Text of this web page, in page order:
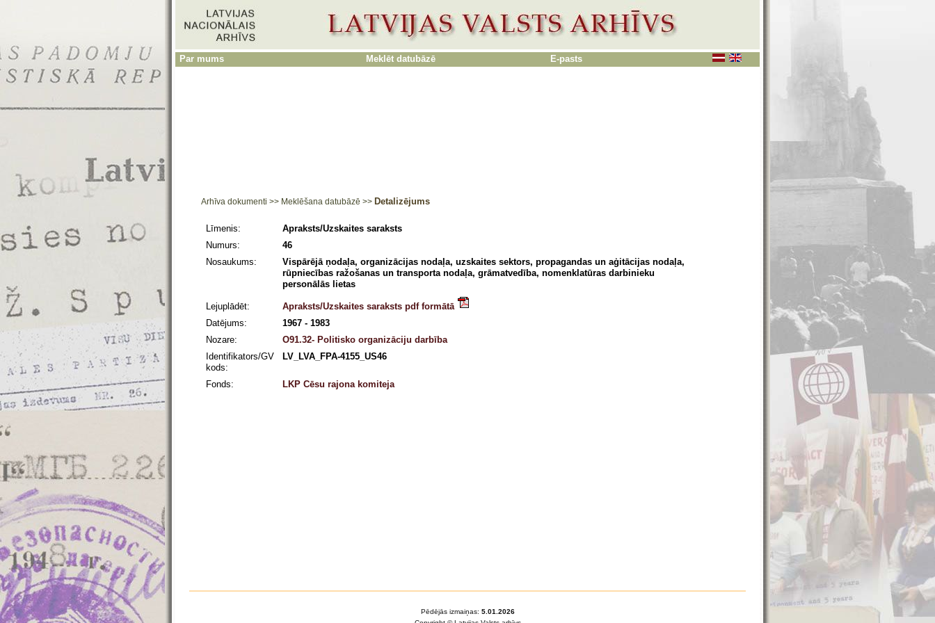
Par mums Meklēt datubāzē E-pasts
Arhīva dokumenti >> Meklēšana datubāzē >> Detalizējums
Līmenis:
Apraksts/Uzskaites saraksts
Numurs:
46
Nosaukums:
Vispārējā ņodaļa, organizācijas nodaļa, uzskaites sektors, propagandas un aģitācijas nodaļa,
rūpniecības ražošanas un transporta nodaļa, grāmatvedība, nomenklatūras darbinieku
personālās lietas
Lejuplādēt:
Apraksts/Uzskaites saraksts pdf formātā
Datējums:
1967 - 1983
Nozare:
O91.32- Politisko organizāciju darbība
Identifikators/GV
kods:
LV_LVA_FPA-4155_US46
Fonds: LKP Cēsu rajona komiteja
Pēdējās izmaiņas: 5.01.2026